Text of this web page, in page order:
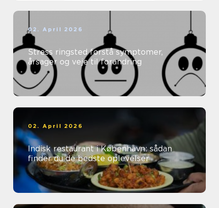
02. April 2026
Stress ringsted forstå symptomer,
årsager og veje til forandring
02. April 2026
Indisk restaurant i København: sådan
finder du de bedste oplevelser